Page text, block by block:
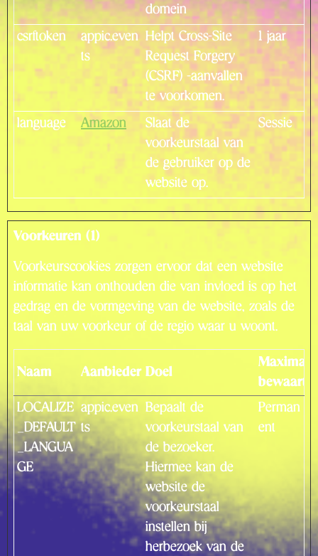
domein
csrftoken
appic.even
ts
Helpt Cross-Site
Request Forgery
(CSRF) -aanvallen
te voorkomen.
1 jaar
language Amazon
Slaat de
voorkeurstaal van
de gebruiker op de
website op.
Sessie
Voorkeuren (1)
Voorkeurscookies zorgen ervoor dat een website
informatie kan onthouden die van invloed is op het
gedrag en de vormgeving van de website, zoals de
taal van uw voorkeur of de regio waar u woont.
Naam Aanbieder Doel
Maximale
LOCALIZE
_DEFAULT
_LANGUA
GE
appic.even
ts
Bepaalt de
voorkeurstaal van
de bezoeker.
Hiermee kan de
website de
voorkeurstaal
instellen bij
herbezoek van de
Perman
ent